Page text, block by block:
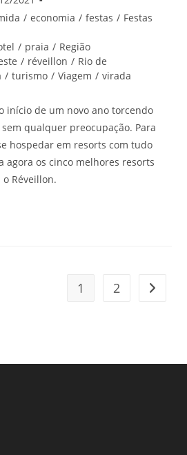
/ economia / festas / Festas
/ praia / Região
/ réveillon / Rio de
/ turismo / Viagem / virada
início de um novo ano torcendo
qualquer preocupação. Para
hospedar em resorts com tudo
agora os cinco melhores resorts
Réveillon.
1 2 Ir para